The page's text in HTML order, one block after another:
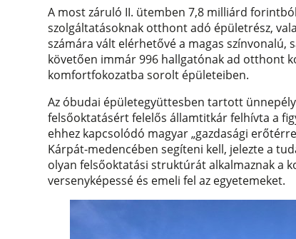
A most záruló II. ütemben 7,8 milliárd
szolgáltatásoknak otthont adó épületrész,
számára vált elérhetővé a magas
követően immár 996 hallgatónak ad otthont
komfortfokozatba sorolt épületeiben.
Az óbudai épületegyüttesben tartott
felsőoktatásért felelős államtitkár felhívta a
ehhez kapcsolódó magyar gazdasági
Kárpát-medencében segíteni kell, jelezte a
olyan felsőoktatási struktúrát alkalmaznak a
versenyképessé és emeli fel az egyetemeket.